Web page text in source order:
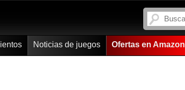
Noticias de juegos Ofertas en Amazon